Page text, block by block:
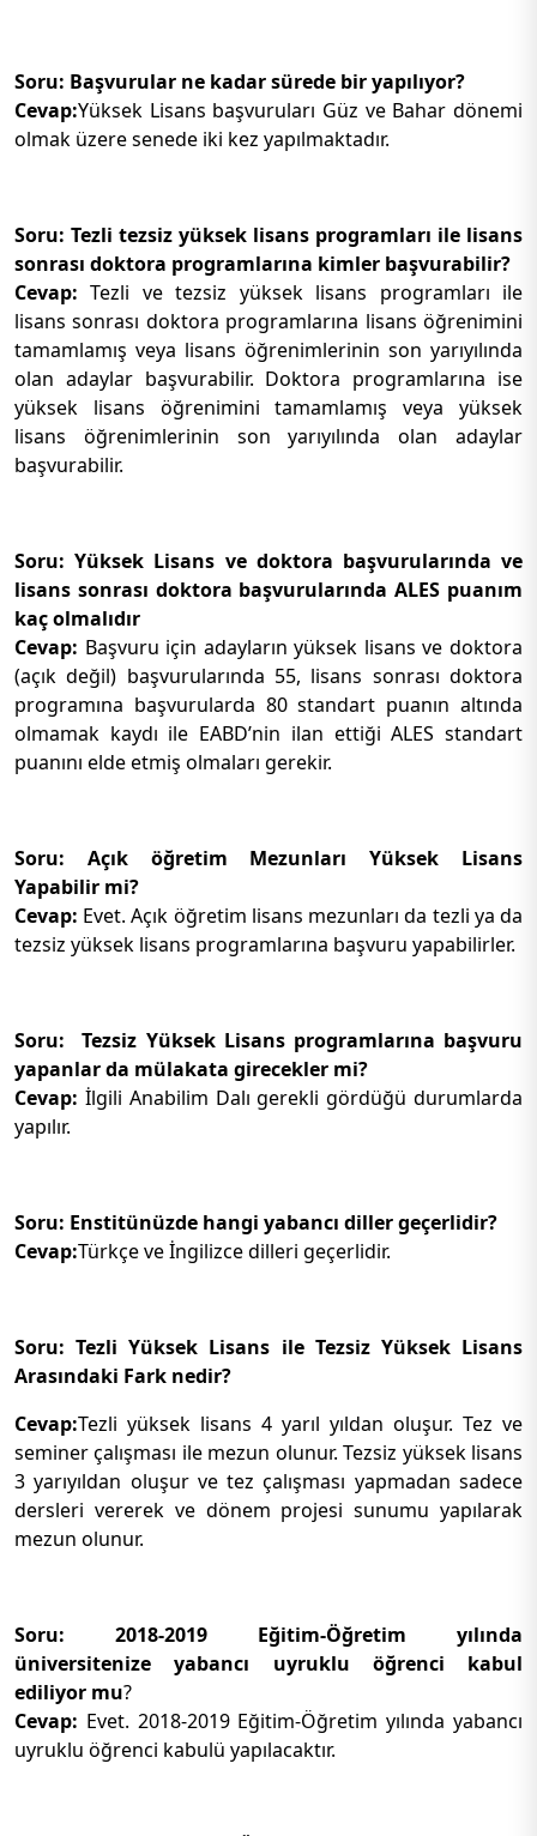
Soru: Başvurular ne kadar sürede bir yapılıyor?
Cevap:Yüksek Lisans başvuruları Güz ve Bahar dönemi
olmak üzere senede iki kez yapılmaktadır.
Soru: Tezli tezsiz yüksek lisans programları ile lisans
sonrası doktora programlarına kimler başvurabilir?
Cevap: Tezli ve tezsiz yüksek lisans programları ile
lisans sonrası doktora programlarına lisans öğrenimini
tamamlamış veya lisans öğrenimlerinin son yarıyılında
olan adaylar başvurabilir. Doktora programlarına ise
yüksek lisans öğrenimini tamamlamış veya yüksek
lisans öğrenimlerinin son yarıyılında olan adaylar
başvurabilir.
Soru: Yüksek Lisans ve doktora başvurularında ve
lisans sonrası doktora başvurularında ALES puanım
kaç olmalıdır
Cevap: Başvuru için adayların yüksek lisans ve doktora
(açık değil) başvurularında 55, lisans sonrası doktora
programına başvurularda 80 standart puanın altında
olmamak kaydı ile EABD’nin ilan ettiği ALES standart
puanını elde etmiş olmaları gerekir.
Soru: Açık öğretim Mezunları Yüksek Lisans
Yapabilir mi?
Cevap: Evet. Açık öğretim lisans mezunları da tezli ya da
tezsiz yüksek lisans programlarına başvuru yapabilirler.
Soru: Tezsiz Yüksek Lisans programlarına başvuru
yapanlar da mülakata girecekler mi?
Cevap: İlgili Anabilim Dalı gerekli gördüğü durumlarda
yapılır.
Soru: Enstitünüzde hangi yabancı diller geçerlidir?
Cevap:Türkçe ve İngilizce dilleri geçerlidir.
Soru: Tezli Yüksek Lisans ile Tezsiz Yüksek Lisans
Arasındaki Fark nedir?
Cevap:Tezli yüksek lisans 4 yarıl yıldan oluşur. Tez ve
seminer çalışması ile mezun olunur. Tezsiz yüksek lisans
3 yarıyıldan oluşur ve tez çalışması yapmadan sadece
dersleri vererek ve dönem projesi sunumu yapılarak
mezun olunur.
Soru: 2018-2019 Eğitim-Öğretim yılında
üniversitenize yabancı uyruklu öğrenci kabul
ediliyor mu?
Cevap: Evet. 2018-2019 Eğitim-Öğretim yılında yabancı
uyruklu öğrenci kabulü yapılacaktır.